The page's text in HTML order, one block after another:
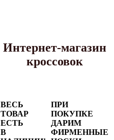
Интернет-магазин
кроссовок
ВЕСЬ
ТОВАР
ЕСТЬ
В
ПРИ
ПОКУПКЕ
ДАРИМ
ФИРМЕННЫЕ